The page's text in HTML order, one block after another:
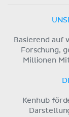
Basierend auf
Forschung,
Millionen
Kenhub